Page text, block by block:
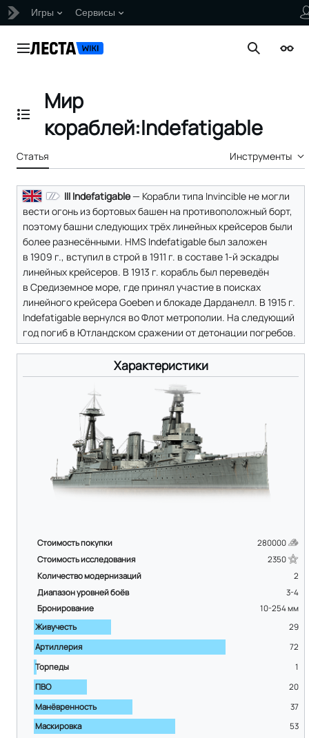
Игры Сервисы
Главное меню Поиск
Отобразить/Скрыть содержание
Мир
кораблей:Indefatigable
Статья Инструменты
III Indefatigable— Корабли типа Invincible не могли
вести огонь из бортовых башен на противоположный борт,
поэтому башни следующих трёх линейных крейсеров были
более разнесёнными. HMS Indefatigable был заложен
в 1909 г., вступил в строй в 1911 г. в составе 1-й эскадры
линейных крейсеров. В 1913 г. корабль был переведён
в Средиземное море, где принял участие в поисках
линейного крейсера Goeben и блокаде Дарданелл. В 1915 г.
Indefatigable вернулся во Флот метрополии. На следующий
год погиб в Ютландском сражении от детонации погребов.
Характеристики
Стоимость покупки
280000
Стоимость исследования
2350
Количество модернизаций
2
Диапазон уровней боёв
3-4
Бронирование
10-254мм
Живучесть
29
Артиллерия
72
Торпеды
1
ПВО
20
Манёвренность
37
Маскировка
53